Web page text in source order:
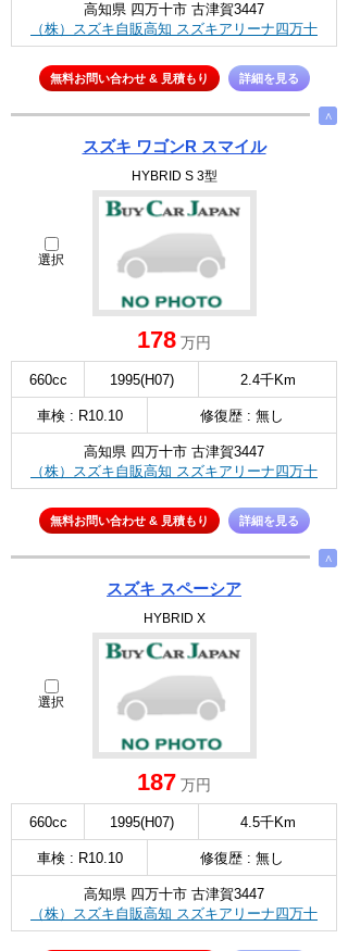
高知県 四万十市 古津賀3447
（株）スズキ自販高知 スズキアリーナ四万十
無料お問い合わせ & 見積もり 詳細を見る
∧
スズキ ワゴンR スマイル
HYBRID S 3型
選択
178 万円
660cc 1995(H07) 2.4千Km
車検 : R10.10 修復歴 : 無し
高知県 四万十市 古津賀3447
（株）スズキ自販高知 スズキアリーナ四万十
無料お問い合わせ & 見積もり 詳細を見る
∧
スズキ スペーシア
HYBRID X
選択
187 万円
660cc 1995(H07) 4.5千Km
車検 : R10.10 修復歴 : 無し
高知県 四万十市 古津賀3447
（株）スズキ自販高知 スズキアリーナ四万十